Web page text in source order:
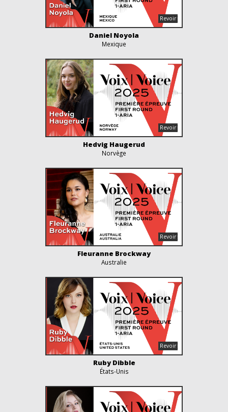
Daniel Noyola
Mexique
Hedvig Haugerud
Norvège
Fleuranne Brockway
Australie
Ruby Dibble
États-Unis